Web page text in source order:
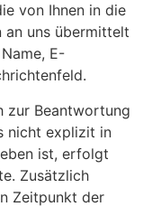
von Ihnen in die
an uns übermittelt
E-
zur Beantwortung
nicht explizit in
ist, erfolgt
Zusätzlich
Zeitpunkt der